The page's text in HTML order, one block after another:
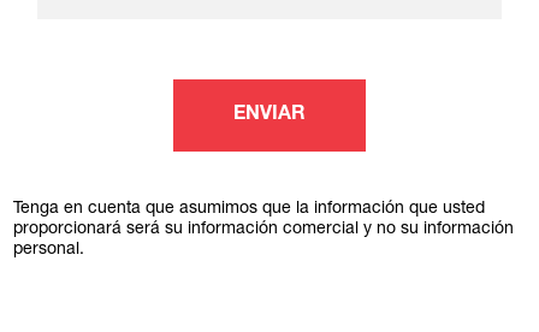
ENVIAR
Tenga en cuenta que asumimos que la información que usted
proporcionará será su información comercial y no su información
personal.